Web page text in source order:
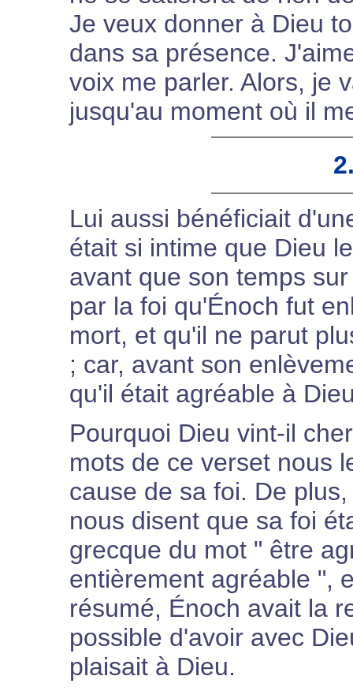
Je veux donner à Dieu
dans sa présence.
voix me parler. Alors, je
jusqu'au moment où il
Lui aussi bénéficiait
était si intime que Dieu
avant que son temps
par la foi qu'Énoch fut
mort, et qu'il ne parut
; car, avant son
qu'il était agréable à
Pourquoi Dieu vint-il
mots de ce verset nous
cause de sa foi. De
nous disent que sa foi
grecque du mot " être
entièrement agréable ",
résumé, Énoch avait la
possible d'avoir avec
plaisait à Dieu.